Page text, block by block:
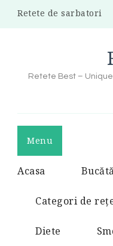
Retete de sarbatori
Retete Best –
Menu
Acasa
Categori de
Diete